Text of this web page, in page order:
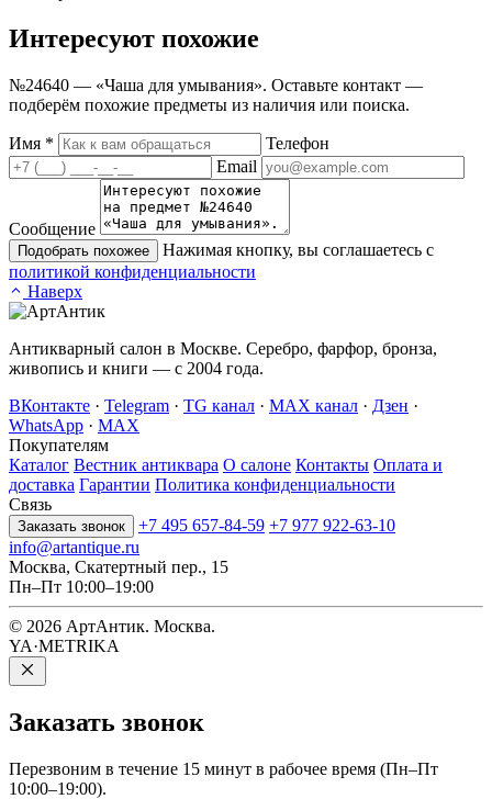
Интересуют похожие
№24640 — «Чаша для умывания». Оставьте контакт —
подберём похожие предметы из наличия или поиска.
Имя *
Телефон
Email
Сообщение
Подобрать похожее
Нажимая кнопку, вы соглашаетесь с
политикой конфиденциальности
Наверх
Антикварный салон в Москве. Серебро, фарфор, бронза,
живопись и книги — с 2004 года.
ВКонтакте · Telegram · TG канал · MAX канал · Дзен ·
WhatsApp · MAX
Покупателям
Каталог Вестник антиквара О салоне Контакты Оплата и
доставка Гарантии Политика конфиденциальности
Связь
Заказать звонок +7 495 657-84-59 +7 977 922-63-10
info@artantique.ru
Москва, Скатертный пер., 15
Пн–Пт 10:00–19:00
© 2026 АртАнтик. Москва.
YA·METRIKA
Заказать звонок
Перезвоним в течение 15 минут в рабочее время (Пн–Пт
10:00–19:00).